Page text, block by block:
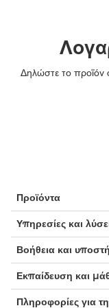
Δηλώστε το προϊόν
Προϊόντα
Υπηρεσίες και
Βοήθεια και
Εκπαίδευση και
Πληροφορίες για